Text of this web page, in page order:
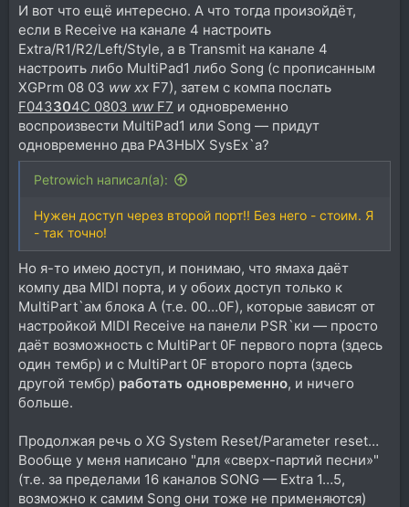
И вот что ещё интересно. А что тогда произойдёт,
если в Receive на канале 4 настроить
Extra/R1/R2/Left/Style, а в Transmit на канале 4
настроить либо MultiPad1 либо Song (с прописанным
XGPrm 08 03 ww xx F7), затем с компа послать
F043304C 0803 ww F7 и одновременно
воспроизвести MultiPad1 или Song — придут
одновременно два РАЗНЫХ SysEx`а?
Petrowich написал(а):
Нужен доступ через второй порт!! Без него - стоим. Я
- так точно!
Но я-то имею доступ, и понимаю, что ямаха даёт
компу два MIDI порта, и у обоих доступ только к
MultiPart`ам блока A (т.е. 00…0F), которые зависят от
настройкой MIDI Receive на панели PSR`ки — просто
даёт возможность с MultiPart 0F первого порта (здесь
один тембр) и с MultiPart 0F второго порта (здесь
другой тембр) работать одновременно, и ничего
больше.
Продолжая речь о XG System Reset/Parameter reset…
Вообще у меня написано "для «сверх-партий песни»"
(т.е. за пределами 16 каналов SONG — Extra 1…5,
возможно к самим Song они тоже не применяются)